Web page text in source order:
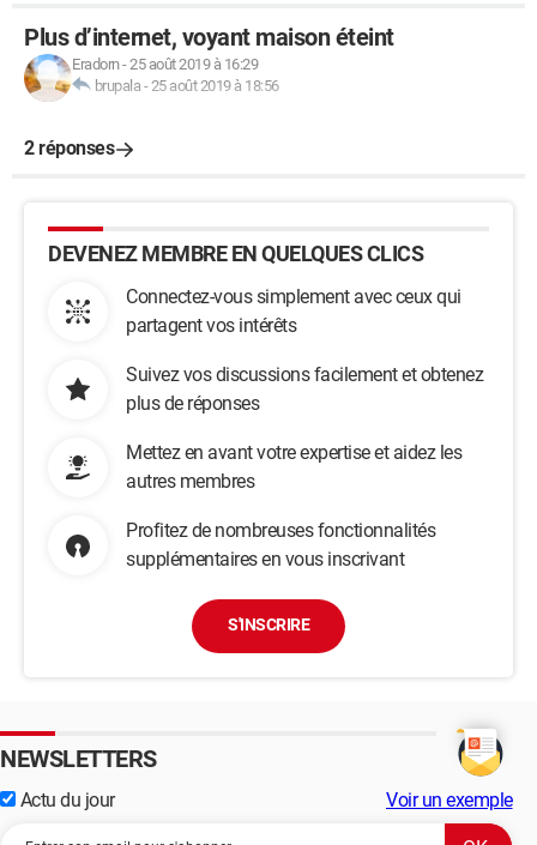
Plus d’internet, voyant maison éteint
Eradorn-25 août 2019 à 16:29
brupala -25 août 2019 à 18:56
2 réponses
DEVENEZ MEMBRE EN QUELQUES CLICS
Connectez-vous simplement avec ceux qui
partagent vos intérêts
Suivez vos discussions facilement et obtenez
plus de réponses
Mettez en avant votre expertise et aidez les
autres membres
Profitez de nombreuses fonctionnalités
supplémentaires en vous inscrivant
S'INSCRIRE
NEWSLETTERS
Actu du jour Voir un exemple